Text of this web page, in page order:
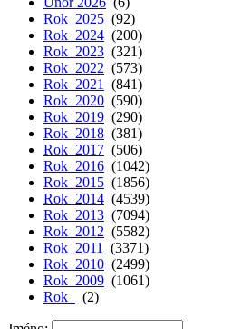
Rok 2025 (92)
Rok 2024 (200)
Rok 2023 (321)
Rok 2022 (573)
Rok 2021
(841)
Rok 2020 (590)
Rok 2019 (290)
Rok 2018 (381)
Rok 2017 (506)
Rok 2016 (1042)
Rok 2015 (1856)
Rok 2014 (4539)
Rok 2013 (7094)
Rok 2012 (5582)
Rok 2011
(3371)
Rok 2010 (2499)
Rok 2009 (1061)
Rok
(2)